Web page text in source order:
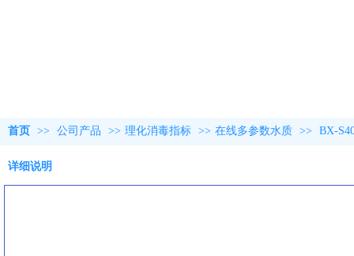
首页 >> 公司产品 >> 理化消毒指标 >> 在线多参数水质 >> BX-
详细说明